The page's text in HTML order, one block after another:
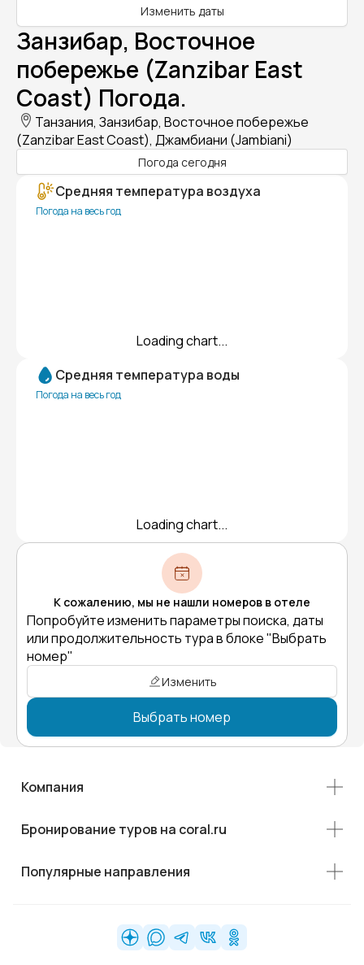
Изменить даты
Занзибар, Восточное
побережье (Zanzibar East
Coast) Погода.
Танзания, Занзибар, Восточное побережье
(Zanzibar East Coast), Джамбиани (Jambiani)
Погода сегодня
Средняя температура воздуха
Погода на весь год
Loading chart...
Средняя температура воды
Погода на весь год
Loading chart...
К сожалению, мы не нашли номеров в отеле
Попробуйте изменить параметры поиска, даты
или продолжительность тура в блоке "Выбрать
номер"
Изменить
Выбрать номер
Компания
Бронирование туров на coral.ru
Популярные направления